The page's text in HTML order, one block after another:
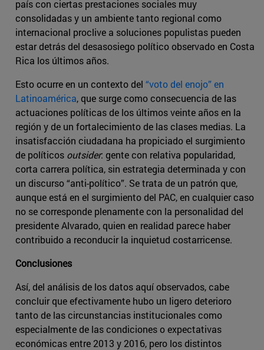
país con ciertas prestaciones sociales muy
consolidadas y un ambiente tanto regional como
internacional proclive a soluciones populistas pueden
estar detrás del desasosiego político observado en Costa
Rica los últimos años.
Esto ocurre en un contexto del “voto del enojo” en
Latinoamérica, que surge como consecuencia de las
actuaciones políticas de los últimos veinte años en la
región y de un fortalecimiento de las clases medias. La
insatisfacción ciudadana ha propiciado el surgimiento
de políticos outsider: gente con relativa popularidad,
corta carrera política, sin estrategia determinada y con
un discurso “anti-político”. Se trata de un patrón que,
aunque está en el surgimiento del PAC, en cualquier caso
no se corresponde plenamente con la personalidad del
presidente Alvarado, quien en realidad parece haber
contribuido a reconducir la inquietud costarricense.
Conclusiones
Así, del análisis de los datos aquí observados, cabe
concluir que efectivamente hubo un ligero deterioro
tanto de las circunstancias institucionales como
especialmente de las condiciones o expectativas
económicas entre 2013 y 2016, pero los distintos